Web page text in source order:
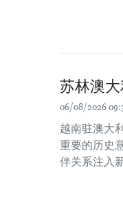
苏林澳
06/08/2026
越南驻澳大
重要的历史
伴关系注入